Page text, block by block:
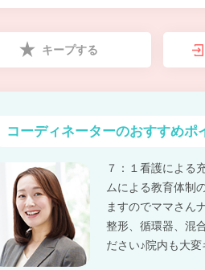
キープする
コーディネーターのおすすめポ
７：１看護による
ムによる教育体制
ますのでママさん
整形、循環器、混
ださい♪院内も大